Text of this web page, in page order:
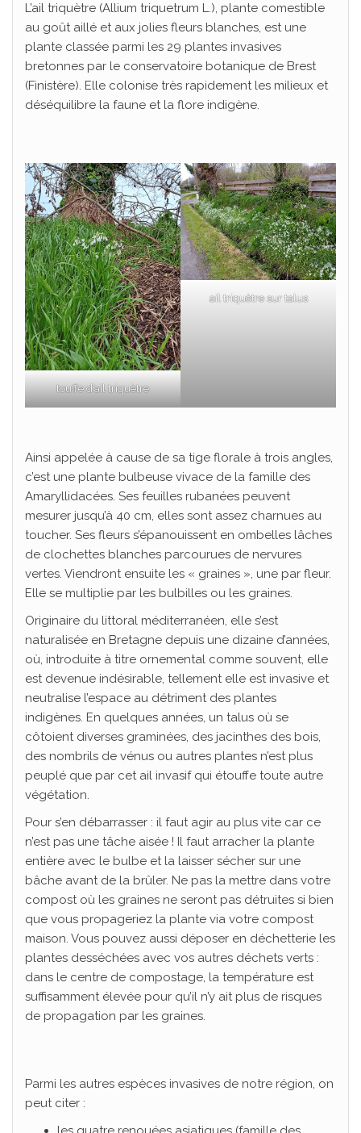
L’ail triquètre (Allium triquetrum L.), plante comestible
au goût aillé et aux jolies fleurs blanches, est une
plante classée parmi les 29 plantes invasives
bretonnes par le conservatoire botanique de Brest
(Finistère). Elle colonise très rapidement les milieux et
déséquilibre la faune et la flore indigène.
touffe d’ail triquètre
ail triquètre sur talus
Ainsi appelée à cause de sa tige florale à trois angles,
c’est une plante bulbeuse vivace de la famille des
Amaryllidacées. Ses feuilles rubanées peuvent
mesurer jusqu’à 40 cm, elles sont assez charnues au
toucher. Ses fleurs s’épanouissent en ombelles lâches
de clochettes blanches parcourues de nervures
vertes. Viendront ensuite les « graines », une par fleur.
Elle se multiplie par les bulbilles ou les graines.
Originaire du littoral méditerranéen, elle s’est
naturalisée en Bretagne depuis une dizaine d’années,
où, introduite à titre ornemental comme souvent, elle
est devenue indésirable, tellement elle est invasive et
neutralise l’espace au détriment des plantes
indigènes. En quelques années, un talus où se
côtoient diverses graminées, des jacinthes des bois,
des nombrils de vénus ou autres plantes n’est plus
peuplé que par cet ail invasif qui étouffe toute autre
végétation.
Pour s’en débarrasser : il faut agir au plus vite car ce
n’est pas une tâche aisée ! Il faut arracher la plante
entière avec le bulbe et la laisser sécher sur une
bâche avant de la brûler. Ne pas la mettre dans votre
compost où les graines ne seront pas détruites si bien
que vous propageriez la plante via votre compost
maison. Vous pouvez aussi déposer en déchetterie les
plantes desséchées avec vos autres déchets verts :
dans le centre de compostage, la température est
suffisamment élevée pour qu’il n’y ait plus de risques
de propagation par les graines.
Parmi les autres espèces invasives de notre région, on
peut citer :